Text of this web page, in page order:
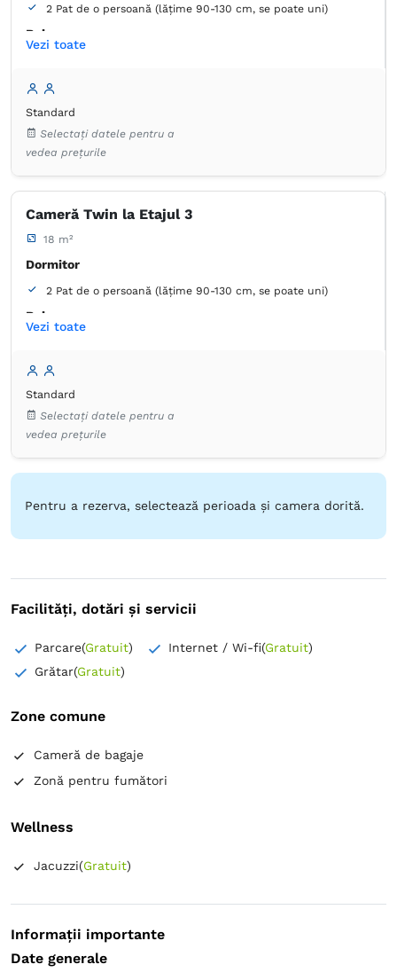
2 Pat de o persoană (lățime 90-130 cm, se poate uni)
Baie
Vezi toate
Standard
Selectați datele pentru a
vedea prețurile
Cameră Twin la Etajul 3
18 m²
Dormitor
2 Pat de o persoană (lățime 90-130 cm, se poate uni)
Baie
Vezi toate
Standard
Selectați datele pentru a
vedea prețurile
Pentru a rezerva, selectează perioada și camera dorită.
Facilități, dotări și servicii
Parcare(Gratuit) Internet / Wi-fi(Gratuit)
Grătar(Gratuit)
Zone comune
Cameră de bagaje
Zonă pentru fumători
Wellness
Jacuzzi(Gratuit)
Informații importante
Date generale